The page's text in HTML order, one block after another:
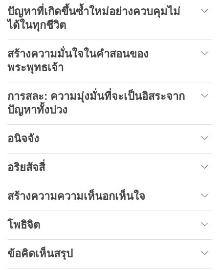
ปัญหาที่เกิดขึ้นซ้ำใหม่อย่างควบคุมไม่
ได้ในทุกชีวิต
สร้างความมั่นใจในคำสอนของ
พระพุทธเจ้า
การสละ: ความมุ่งมั่นที่จะเป็นอิสระจาก
ปัญหาทั้งปวง
อนิจจัง
อริยสัจสี่
สร้างความความเห็นอกเห็นใจ
โพธิจิต
ข้อคิดเห็นสรุป